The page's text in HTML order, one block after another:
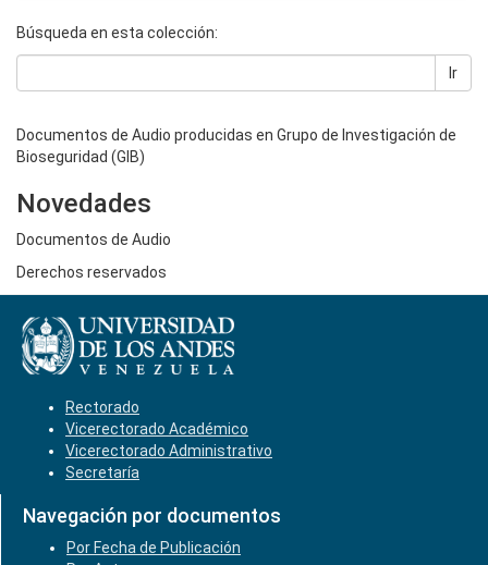
Búsqueda en esta colección:
Ir
Documentos de Audio producidas en Grupo de Investigación de
Bioseguridad (GIB)
Novedades
Documentos de Audio
Derechos reservados
Rectorado
Vicerectorado Académico
Vicerectorado Administrativo
Secretaría
Navegación por documentos
Por Fecha de Publicación